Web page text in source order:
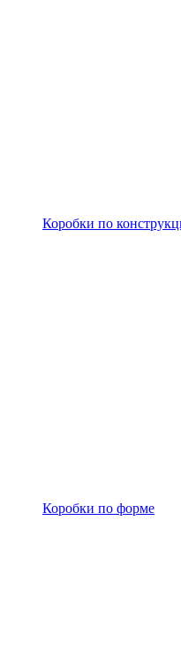
Коробки по
Коробки по форме